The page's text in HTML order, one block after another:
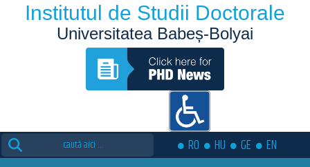
Institutul de Studii Doctorale
Universitatea Babeș-Bolyai
Search
for:
RO HU GE EN